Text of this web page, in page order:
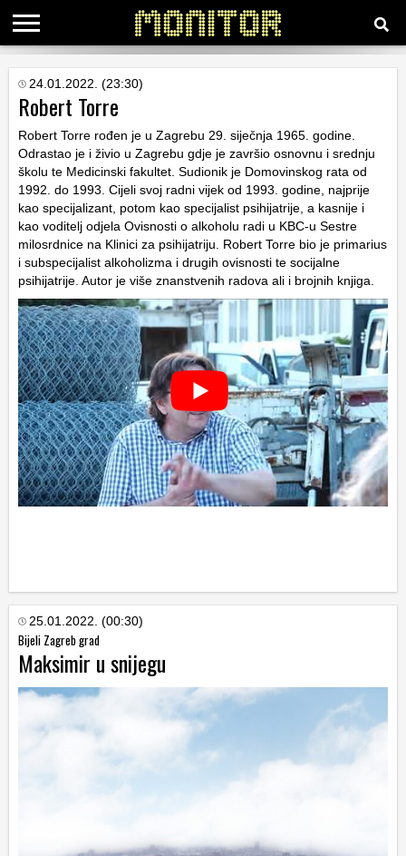
KATEGORIJE
HRVATSKI
WEB
24.01.2022. (23:30)
Robert Torre
Robert Torre rođen je u Zagrebu 29. siječnja 1965. godine.
Odrastao je i živio u Zagrebu gdje je završio osnovnu i srednju
školu te Medicinski fakultet. Sudionik je Domovinskog rata od
1992. do 1993. Cijeli svoj radni vijek od 1993. godine, najprije
kao specijalizant, potom kao specijalist psihijatrije, a kasnije i
kao voditelj odjela Ovisnosti o alkoholu radi u KBC-u Sestre
milosrdnice na Klinici za psihijatriju. Robert Torre bio je primarius
i subspecijalist alkoholizma i drugih ovisnosti te socijalne
psihijatrije. Autor je više znanstvenih radova ali i brojnih knjiga.
25.01.2022. (00:30)
Bijeli Zagreb grad
Maksimir u snijegu